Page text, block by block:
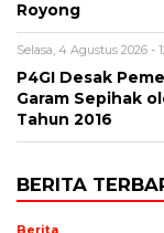
Royong
Selasa, 4 Agustus 2026 -
P4GI Desak
Garam Sepihak
Tahun 2016
BERITA
Berita